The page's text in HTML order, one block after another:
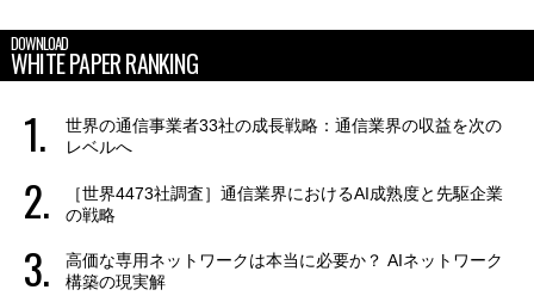
DOWNLOAD
WHITE PAPER RANKING
世界の通信事業者33社の成長戦略：通信業界の収益を次の
レベルへ
［世界4473社調査］通信業界におけるAI成熟度と先駆企業
の戦略
高価な専用ネットワークは本当に必要か？ AIネットワーク
構築の現実解